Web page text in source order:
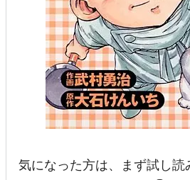
気になった方は、まず試し読